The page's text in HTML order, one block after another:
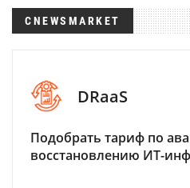
CNEWSMARKET
DRaaS
Подобрать тариф по
восстановлению ИТ-